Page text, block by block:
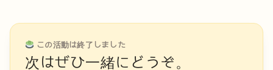
この活動は終了しました
次はぜひ一緒にどうぞ。